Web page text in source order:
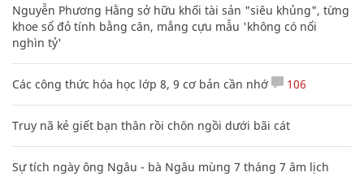
Nguyễn Phương Hằng sở hữu khối tài sản "siêu khủng", từng
khoe sổ đỏ tính bằng cân, mắng cựu mẫu 'không có nổi
nghìn tỷ'
Các công thức hóa học lớp 8, 9 cơ bản cần nhớ 106
Truy nã kẻ giết bạn thân rồi chôn ngồi dưới bãi cát
Sự tích ngày ông Ngâu - bà Ngâu mùng 7 tháng 7 âm lịch